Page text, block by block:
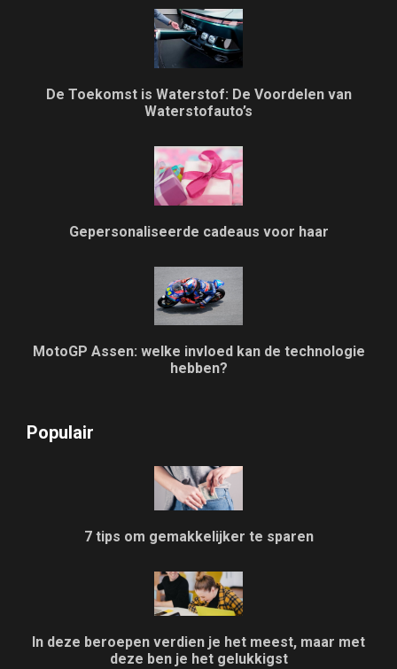
De Toekomst is Waterstof: De Voordelen van
Waterstofauto’s
Gepersonaliseerde cadeaus voor haar
MotoGP Assen: welke invloed kan de technologie
hebben?
Populair
7 tips om gemakkelijker te sparen
In deze beroepen verdien je het meest, maar met
deze ben je het gelukkigst